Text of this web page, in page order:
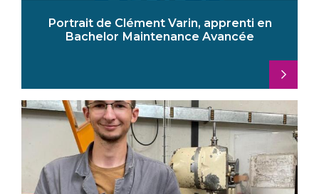
Portrait de Clément Varin, apprenti en
Bachelor Maintenance Avancée